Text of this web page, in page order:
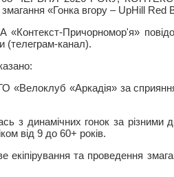
«Гонка вгору – UpHill Red
«Контекст-Причорномор'я»
(телеграм-канал).
«Велоклуб «Аркадія» за
з динамічних гонок за різними
від 9 до 60+ років.
екіпірування та проведення